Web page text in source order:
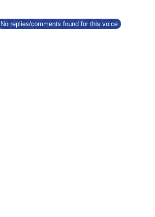
No replies/comments found for this voice